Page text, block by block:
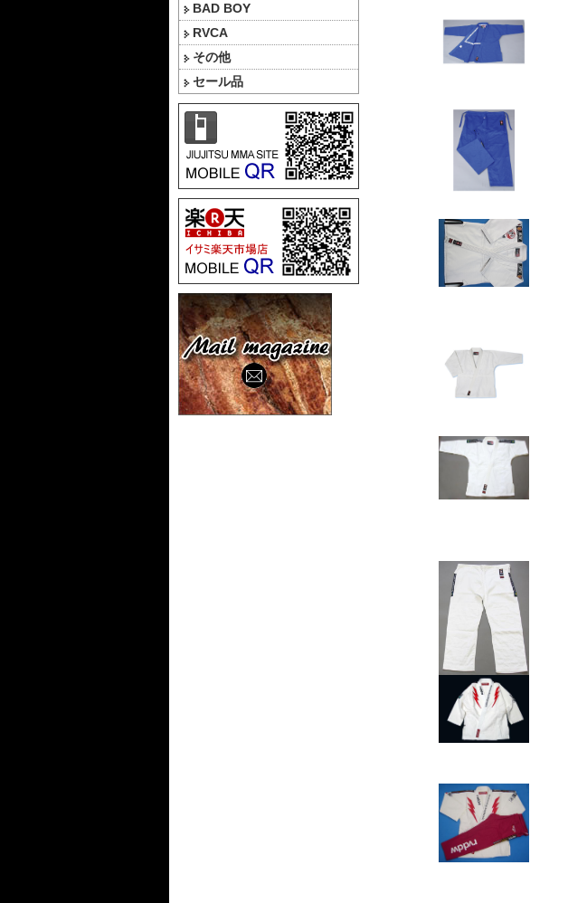
BAD BOY
RVCA
その他
セール品